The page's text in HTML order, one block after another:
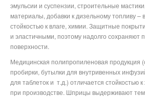
эмульсии и суспензии, строительные
материалы, добавки к дизельному топливу –
стойкостью к влаге, химии. Защитные
и эластичными, поэтому надолго сохраняют
поверхности.
Медицинская полипропиленовая
пробирки, бутылки для внутривенных
для таблеток и т.д.) отличается стойкостью
при производстве. Шприцы выдерживают